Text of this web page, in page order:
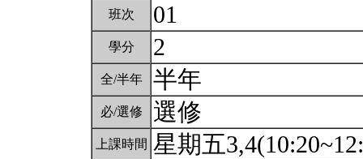
班次 01
學分 2
全/半年 半年
必/選修 選修
上課時間 星期五